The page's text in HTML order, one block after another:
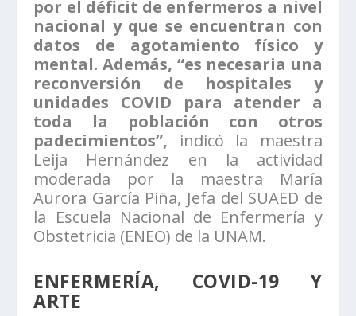
por el déficit de enfermeros a nivel
nacional y que se encuentran con
datos de agotamiento físico y
mental. Además, “es necesaria una
reconversión de hospitales y
unidades COVID para atender a
toda la población con otros
padecimientos”, indicó la maestra
Leija Hernández en la actividad
moderada por la maestra María
Aurora García Piña, Jefa del SUAED de
la Escuela Nacional de Enfermería y
Obstetricia (ENEO) de la UNAM.
ENFERMERÍA, COVID-19 Y
ARTE